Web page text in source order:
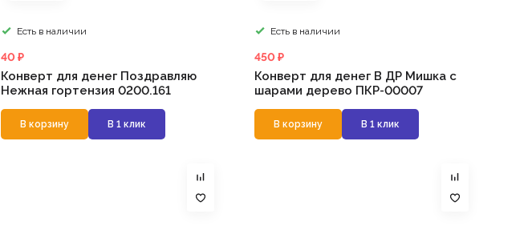
Есть в наличии
40 ₽
Конверт для денег Поздравляю
Нежная гортензия 0200.161
В корзину В 1 клик
Есть в наличии
450 ₽
Конверт для денег В ДР Мишка с
шарами дерево ПКР-00007
В корзину В 1 клик